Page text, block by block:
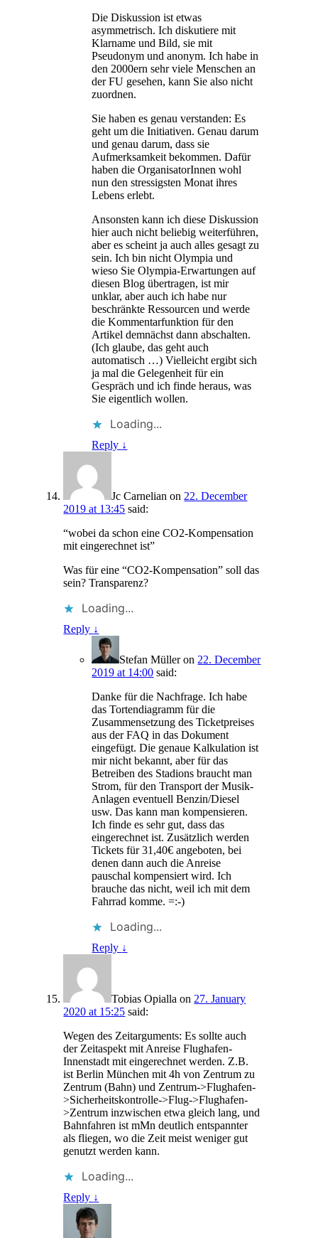
Die Diskussion ist etwas
asymmetrisch. Ich diskutiere mit
Klarname und Bild, sie mit
Pseudonym und anonym. Ich habe in
den 2000ern sehr viele Menschen an
der FU gesehen, kann Sie also nicht
zuordnen.
Sie haben es genau verstanden: Es
geht um die Initiativen. Genau darum
und genau darum, dass sie
Aufmerksamkeit bekommen. Dafür
haben die OrganisatorInnen wohl
nun den stressigsten Monat ihres
Lebens erlebt.
Ansonsten kann ich diese Diskussion
hier auch nicht beliebig weiterführen,
aber es scheint ja auch alles gesagt zu
sein. Ich bin nicht Olympia und
wieso Sie Olympia-Erwartungen auf
diesen Blog übertragen, ist mir
unklar, aber auch ich habe nur
beschränkte Ressourcen und werde
die Kommentarfunktion für den
Artikel demnächst dann abschalten.
(Ich glaube, das geht auch
automatisch …) Vielleicht ergibt sich
ja mal die Gelegenheit für ein
Gespräch und ich finde heraus, was
Sie eigentlich wollen.
Loading...
Reply ↓
Jc Carnelian on 22. December
2019 at 13:45 said:
“wobei da schon eine CO2-Kompensation
mit eingerechnet ist”
Was für eine “CO2-Kompensation” soll das
sein? Transparenz?
Loading...
Reply ↓
Stefan Mülleron 22. December
2019 at 14:00 said:
Danke für die Nachfrage. Ich habe
das Tortendiagramm für die
Zusammensetzung des Ticketpreises
aus der FAQ in das Dokument
eingefügt. Die genaue Kalkulation ist
mir nicht bekannt, aber für das
Betreiben des Stadions braucht man
Strom, für den Transport der Musik-
Anlagen eventuell Benzin/Diesel
usw. Das kann man kompensieren.
Ich finde es sehr gut, dass das
eingerechnet ist. Zusätzlich werden
Tickets für 31,40€ angeboten, bei
denen dann auch die Anreise
pauschal kompensiert wird. Ich
brauche das nicht, weil ich mit dem
Fahrrad komme. =:-)
Loading...
Reply ↓
Tobias Opialla on 27. January
2020 at 15:25 said:
Wegen des Zeitarguments: Es sollte auch
der Zeitaspekt mit Anreise Flughafen-
Innenstadt mit eingerechnet werden. Z.B.
ist Berlin München mit 4h von Zentrum zu
Zentrum (Bahn) und Zentrum->Flughafen-
>Sicherheitskontrolle->Flug->Flughafen-
>Zentrum inzwischen etwa gleich lang, und
Bahnfahren ist mMn deutlich entspannter
als fliegen, wo die Zeit meist weniger gut
genutzt werden kann.
Loading...
Reply ↓